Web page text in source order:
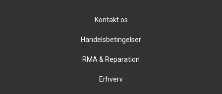
Kontakt os
Handelsbetingelser
RMA & Reparation
Erhverv